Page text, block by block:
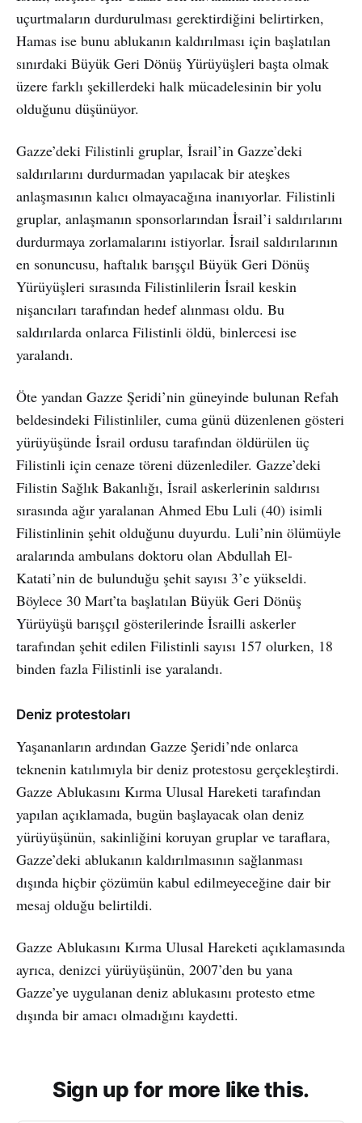
uçurtmaların durdurulması gerektirdiğini belirtirken,
Hamas ise bunu ablukanın kaldırılması için başlatılan
sınırdaki Büyük Geri Dönüş Yürüyüşleri başta olmak
üzere farklı şekillerdeki halk mücadelesinin bir yolu
olduğunu düşünüyor.
Gazze’deki Filistinli gruplar, İsrail’in Gazze’deki
saldırılarını durdurmadan yapılacak bir ateşkes
anlaşmasının kalıcı olmayacağına inanıyorlar. Filistinli
gruplar, anlaşmanın sponsorlarından İsrail’i saldırılarını
durdurmaya zorlamalarını istiyorlar. İsrail saldırılarının
en sonuncusu, haftalık barışçıl Büyük Geri Dönüş
Yürüyüşleri sırasında Filistinlilerin İsrail keskin
nişancıları tarafından hedef alınması oldu. Bu
saldırılarda onlarca Filistinli öldü, binlercesi ise
yaralandı.
Öte yandan Gazze Şeridi’nin güneyinde bulunan Refah
beldesindeki Filistinliler, cuma günü düzenlenen gösteri
yürüyüşünde İsrail ordusu tarafından öldürülen üç
Filistinli için cenaze töreni düzenlediler. Gazze’deki
Filistin Sağlık Bakanlığı, İsrail askerlerinin saldırısı
sırasında ağır yaralanan Ahmed Ebu Luli (40) isimli
Filistinlinin şehit olduğunu duyurdu. Luli’nin ölümüyle
aralarında ambulans doktoru olan Abdullah El-
Katati’nin de bulunduğu şehit sayısı 3’e yükseldi.
Böylece 30 Mart’ta başlatılan Büyük Geri Dönüş
Yürüyüşü barışçıl gösterilerinde İsrailli askerler
tarafından şehit edilen Filistinli sayısı 157 olurken, 18
binden fazla Filistinli ise yaralandı.
Deniz protestoları
Yaşananların ardından Gazze Şeridi’nde onlarca
teknenin katılımıyla bir deniz protestosu gerçekleştirdi.
Gazze Ablukasını Kırma Ulusal Hareketi tarafından
yapılan açıklamada, bugün başlayacak olan deniz
yürüyüşünün, sakinliğini koruyan gruplar ve taraflara,
Gazze’deki ablukanın kaldırılmasının sağlanması
dışında hiçbir çözümün kabul edilmeyeceğine dair bir
mesaj olduğu belirtildi.
Gazze Ablukasını Kırma Ulusal Hareketi açıklamasında
ayrıca, denizci yürüyüşünün, 2007’den bu yana
Gazze’ye uygulanan deniz ablukasını protesto etme
dışında bir amacı olmadığını kaydetti.
Sign up for more like this.